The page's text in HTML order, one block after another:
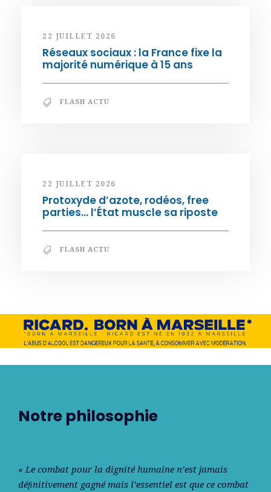
22 JUILLET 2026
Réseaux sociaux : la France fixe la
majorité numérique à 15 ans
FLASH ACTU
22 JUILLET 2026
Protoxyde d’azote, rodéos, free
parties… l’État muscle sa riposte
FLASH ACTU
Notre philosophie
« Le combat pour la dignité humaine n’est jamais
déﬁnitivement gagné mais l’essentiel est que ce combat